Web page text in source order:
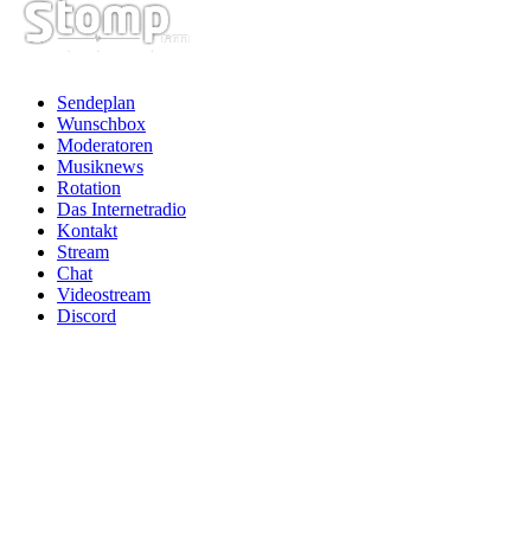
Sendeplan
Wunschbox
Moderatoren
Musiknews
Rotation
Das Internetradio
Kontakt
Stream
Chat
Videostream
Discord